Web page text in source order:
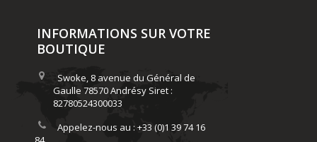
INFORMATIONS SUR VOTRE
BOUTIQUE
Swoke, 8 avenue du Général de
Gaulle 78570 Andrésy Siret :
82780524300033
Appelez-nous au : +33 (0)1 39 74 16